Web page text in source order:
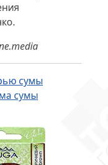
сумы
сумы